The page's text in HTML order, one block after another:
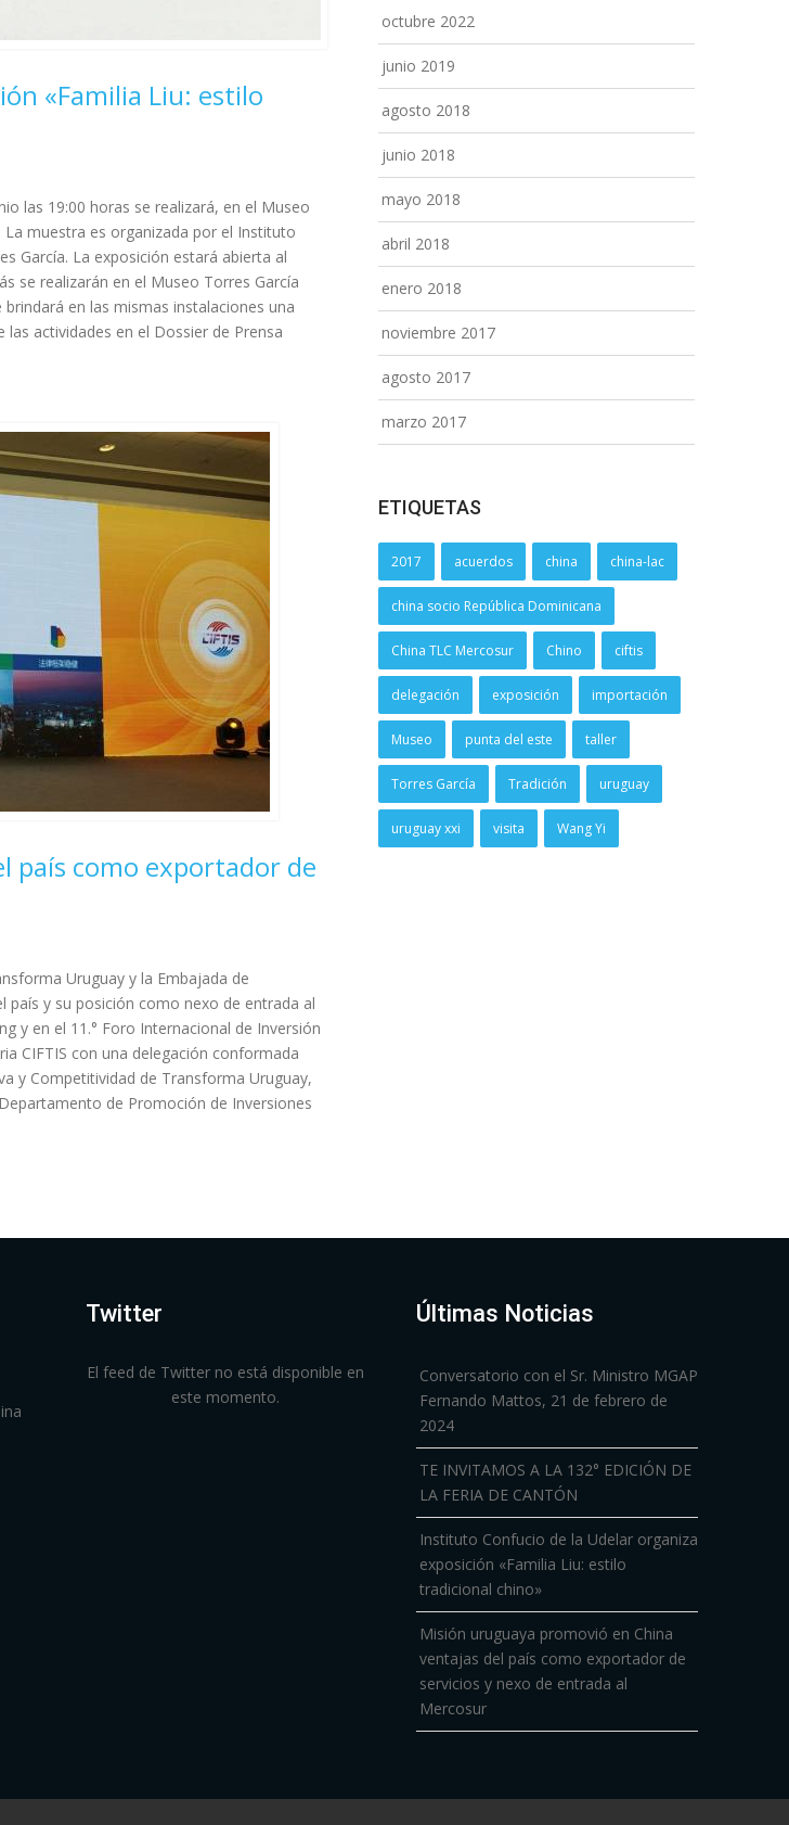
«Familia Liu: estilo
las 19:00 horas se realizará, en el Museo
muestra es organizada por el Instituto
García. La exposición estará abierta al
se realizarán en el Museo Torres García
en las mismas instalaciones una
actividades en el Dossier de Prensa
país como exportador de
Uruguay y la Embajada de
y su posición como nexo de entrada al
y en el 11.° Foro Internacional de Inversión
CIFTIS con una delegación conformada
y Competitividad de Transforma Uruguay,
de Promoción de Inversiones
octubre 2022
junio 2019
agosto 2018
junio 2018
mayo 2018
abril 2018
enero 2018
noviembre 2017
agosto 2017
marzo 2017
ETIQUETAS
2017 acuerdos china china-lac
china socio República Dominicana
China TLC Mercosur Chino ciftis
delegación exposición importación
Museo punta del este taller
Torres García Tradición uruguay
uruguay xxi visita Wang Yi
Twitter
El feed de Twitter no está disponible en
este momento.
Últimas Noticias
Conversatorio con el Sr. Ministro MGAP
Fernando Mattos, 21 de febrero de
2024
TE INVITAMOS A LA 132° EDICIÓN DE
LA FERIA DE CANTÓN
Instituto Confucio de la Udelar organiza
exposición «Familia Liu: estilo
tradicional chino»
Misión uruguaya promovió en China
ventajas del país como exportador de
servicios y nexo de entrada al
Mercosur